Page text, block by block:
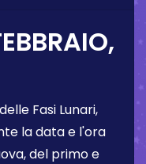
Fasi Lunari,
la data e l'ora
del primo e